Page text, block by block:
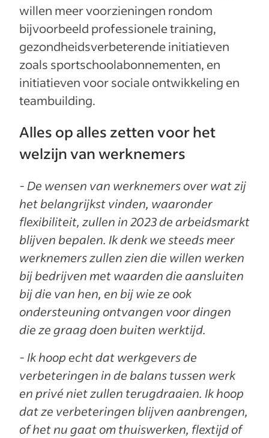
willen meer voorzieningen rondom
bijvoorbeeld professionele training,
gezondheidsverbeterende initiatieven
zoals sportschoolabonnementen, en
initiatieven voor sociale ontwikkeling en
teambuilding.
Alles op alles zetten voor het
welzijn van werknemers
- De wensen van werknemers over wat zij
het belangrijkst vinden, waaronder
flexibiliteit, zullen in 2023 de arbeidsmarkt
blijven bepalen. Ik denk we steeds meer
werknemers zullen zien die willen werken
bij bedrijven met waarden die aansluiten
bij die van hen, en bij wie ze ook
ondersteuning ontvangen voor dingen
die ze graag doen buiten werktijd.
- Ik hoop echt dat werkgevers de
verbeteringen in de balans tussen werk
en privé niet zullen terugdraaien. Ik hoop
dat ze verbeteringen blijven aanbrengen,
of het nu gaat om thuiswerken, flextijd of